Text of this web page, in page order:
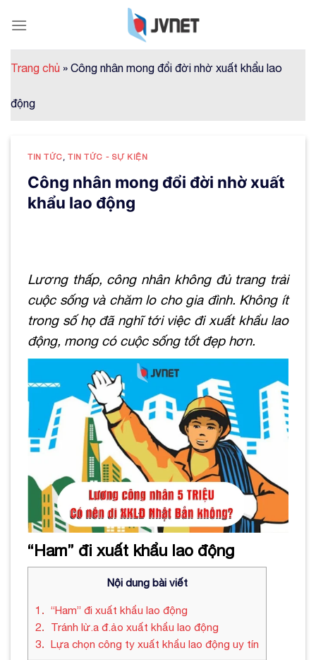
Trang chủ » Công nhân mong đổi đời nhờ xuất khẩu lao
động
TIN TỨC ,TIN TỨC - SỰ KIỆN
Công nhân mong đổi đời nhờ xuất
khẩu lao động
Lương thấp, công nhân không đủ trang trải
cuộc sống và chăm lo cho gia đình. Không ít
trong số họ đã nghĩ tới việc đi xuất khẩu lao
động, mong có cuộc sống tốt đẹp hơn.
“Ham” đi xuất khẩu lao động
Nội dung bài viết
1
“Ham” đi xuất khẩu lao động
2
Tránh lừ.a đ.ảo xuất khẩu lao động
3
Lựa chọn công ty xuất khẩu lao động uy tín